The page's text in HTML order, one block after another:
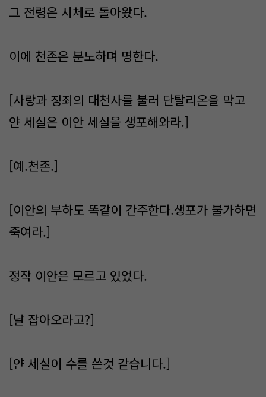
그 전령은 시체로 돌아왔다.
이에 천존은 분노하며 명한다.
[사랑과 징죄의 대천사를 불러 단탈리온을 막고
얀 세실은 이안 세실을 생포해와라.]
[예.천존.]
[이안의 부하도 똑같이 간주한다.생포가 불가하면
죽여라.]
정작 이안은 모르고 있었다.
[날 잡아오라고?]
[얀 세실이 수를 쓴것 같습니다.]